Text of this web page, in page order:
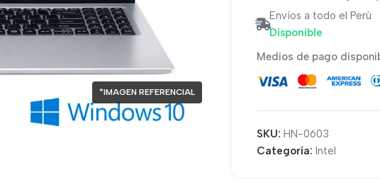
*IMAGEN REFERENCIAL
Envíos a todo el Perú
Disponible
Medios de pago
SKU: HN-0603
Categoría: Intel